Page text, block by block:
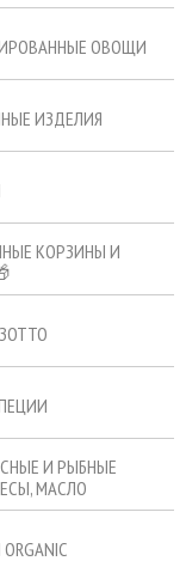
ОВОЩИ
ИЗДЕЛИЯ
КОРЗИНЫ И
И РЫБНЫЕ
МАСЛО